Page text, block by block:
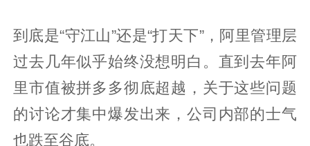
到底是“守江山”还是“打天下”，阿里管理层
过去几年似乎始终没想明白。直到去年阿
里市值被拼多多彻底超越，关于这些问题
的讨论才集中爆发出来，公司内部的士气
也跌至谷底。